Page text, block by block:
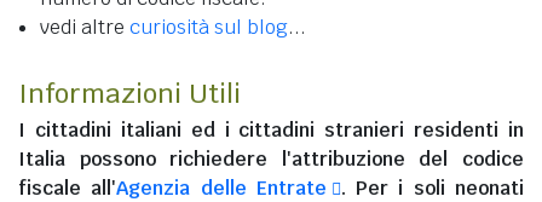
vedi altre curiosità sul blog...
Informazioni Utili
I cittadini italiani ed i cittadini stranieri residenti in
Italia possono richiedere l'attribuzione del codice
fiscale all'Agenzia delle Entrate
. Per i soli neonati